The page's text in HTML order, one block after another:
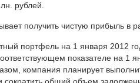
рублей.
получить чистую прибыль в
портфель на 1 января 2012
показателе на 1
компания планирует